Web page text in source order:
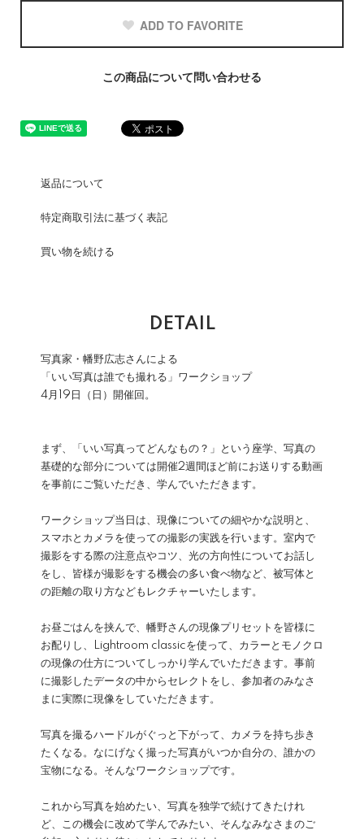
ADD TO FAVORITE
この商品について問い合わせる
返品について
特定商取引法に基づく表記
買い物を続ける
DETAIL
写真家・幡野広志さんによる
「いい写真は誰でも撮れる」ワークショップ
4月19日（日）開催回。
まず、「いい写真ってどんなもの？」という座学、写真の
基礎的な部分については開催2週間ほど前にお送りする動画
を事前にご覧いただき、学んでいただきます。
ワークショップ当日は、現像についての細やかな説明と、
スマホとカメラを使っての撮影の実践を行います。室内で
撮影をする際の注意点やコツ、光の方向性についてお話し
をし、皆様が撮影をする機会の多い食べ物など、被写体と
の距離の取り方などもレクチャーいたします。
お昼ごはんを挟んで、幡野さんの現像プリセットを皆様に
お配りし、Lightroom classicを使って、カラーとモノクロ
の現像の仕方についてしっかり学んでいただきます。事前
に撮影したデータの中からセレクトをし、参加者のみなさ
まに実際に現像をしていただきます。
写真を撮るハードルがぐっと下がって、カメラを持ち歩き
たくなる。なにげなく撮った写真がいつか自分の、誰かの
宝物になる。そんなワークショップです。
これから写真を始めたい、写真を独学で続けてきたけれ
ど、この機会に改めて学んでみたい、そんなみなさまのご